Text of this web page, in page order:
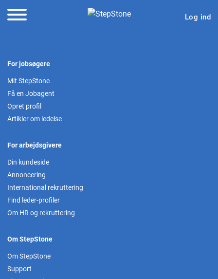
Log ind
For jobsøgere
Mit StepStone
Få en Jobagent
Opret profil
Artikler om ledelse
For arbejdsgivere
Din kundeside
Annoncering
International rekruttering
Find leder-profiler
Om HR og rekruttering
Om StepStone
Om StepStone
Support